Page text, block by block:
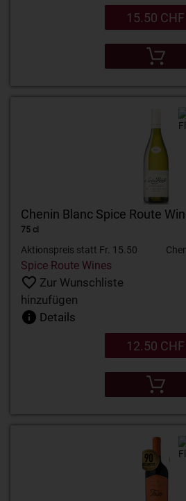
15.50 CHF
Chenin Blanc Spice Route
75 cl
Aktionspreis statt Fr. 15.50
Spice Route Wines
Zur Wunschliste
hinzufügen
Details
12.50 CHF